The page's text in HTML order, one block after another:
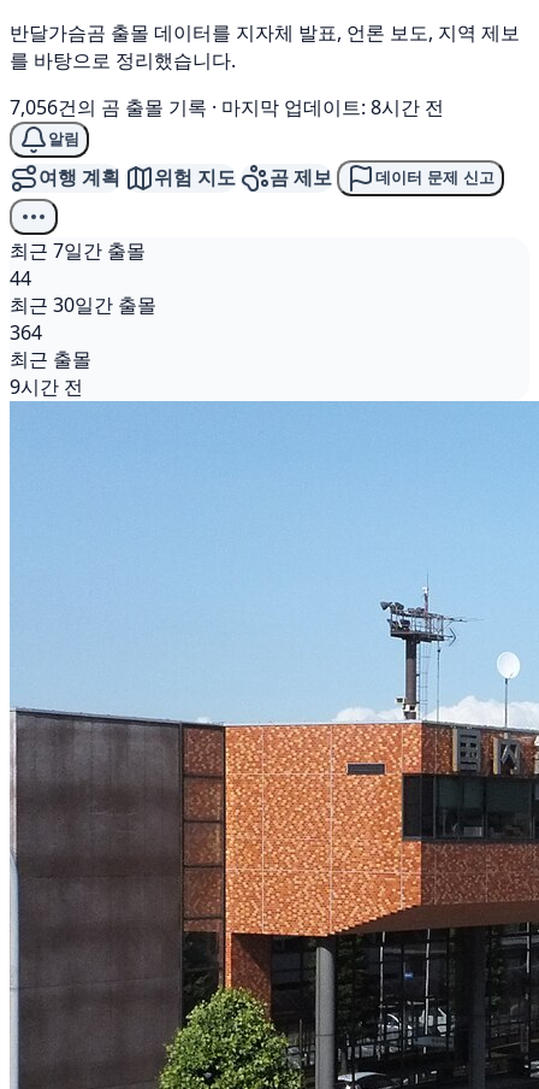
반달가슴곰 출몰 데이터를 지자체 발표, 언론 보도, 지역 제보
를 바탕으로 정리했습니다.
7,056건의 곰 출몰 기록 · 마지막 업데이트: 8시간 전
알림
여행 계획 위험 지도 곰 제보 데이터 문제 신고
최근 7일간 출몰
44
최근 30일간 출몰
364
최근 출몰
9시간 전